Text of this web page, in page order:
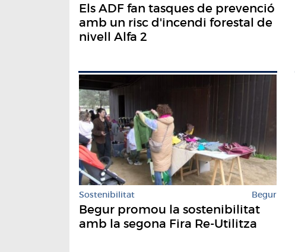
Els ADF fan tasques de prevenció
amb un risc d'incendi forestal de
nivell Alfa 2
Sostenibilitat Begur
Begur promou la sostenibilitat
amb la segona Fira Re-Utilitza